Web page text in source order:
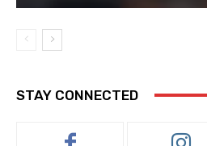
STAY CONNECTED